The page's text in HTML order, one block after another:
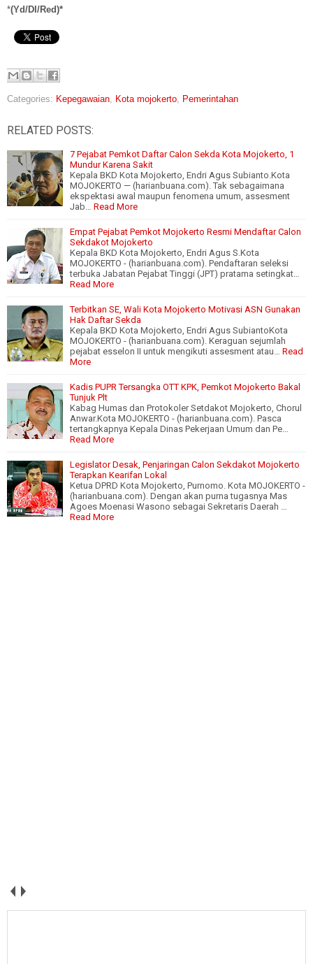
*(Yd/DI/Red)*
Categories: Kepegawaian, Kota mojokerto, Pemerintahan
RELATED POSTS:
7 Pejabat Pemkot Daftar Calon Sekda Kota Mojokerto, 1
Mundur Karena Sakit
Kepala BKD Kota Mojokerto, Endri Agus Subianto.Kota
MOJOKERTO — (harianbuana.com). Tak sebagaimana
ekspektasi awal maupun fenomena umum, assesment
Jab… Read More
Empat Pejabat Pemkot Mojokerto Resmi Mendaftar Calon
Sekdakot Mojokerto
Kepala BKD Kota Mojokerto, Endri Agus S.Kota
MOJOKERTO - (harianbuana.com). Pendaftaran seleksi
terbuka Jabatan Pejabat Tinggi (JPT) pratama setingkat…
Read More
Terbitkan SE, Wali Kota Mojokerto Motivasi ASN Gunakan
Hak Daftar Sekda
Kepala BKD Kota Mojokerto, Endri Agus SubiantoKota
MOJOKERTO - (harianbuana.com). Keraguan sejumlah
pejabat esselon II untuk mengikuti assesment atau… Read
More
Kadis PUPR Tersangka OTT KPK, Pemkot Mojokerto Bakal
Tunjuk Plt
Kabag Humas dan Protokoler Setdakot Mojokerto, Chorul
Anwar.Kota MOJOKERTO - (harianbuana.com). Pasca
tertangkapnya Kepala Dinas Pekerjaan Umum dan Pe…
Read More
Legislator Desak, Penjaringan Calon Sekdakot Mojokerto
Terapkan Kearifan Lokal
Ketua DPRD Kota Mojokerto, Purnomo. Kota MOJOKERTO -
(harianbuana.com). Dengan akan purna tugasnya Mas
Agoes Moenasi Wasono sebagai Sekretaris Daerah …
Read More